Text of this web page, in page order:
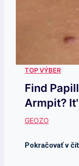
Find
Armpit?